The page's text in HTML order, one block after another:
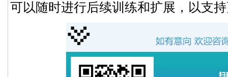
可以随时进行后续训练和扩展，以支